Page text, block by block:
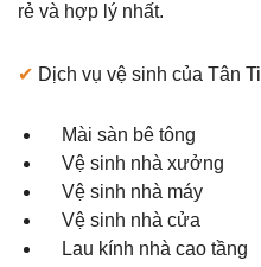
rẻ và hợp lý nhất.
✔ Dịch vụ vệ sinh của Tân
Mài sàn bê tông
Vệ sinh nhà xưởng
Vệ sinh nhà máy
Vệ sinh nhà cửa
Lau kính nhà cao tầng